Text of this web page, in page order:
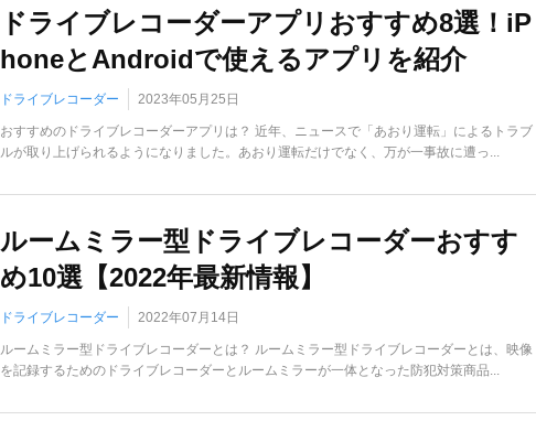
ドライブレコーダーアプリおすすめ8選！iP
honeとAndroidで使えるアプリを紹介
ドライブレコーダー 2023年05月25日
おすすめのドライブレコーダーアプリは？ 近年、ニュースで「あおり運転」によるトラブ
ルが取り上げられるようになりました。あおり運転だけでなく、万が一事故に遭っ...
ルームミラー型ドライブレコーダーおすす
め10選【2022年最新情報】
ドライブレコーダー 2022年07月14日
ルームミラー型ドライブレコーダーとは？ ルームミラー型ドライブレコーダーとは、映像
を記録するためのドライブレコーダーとルームミラーが一体となった防犯対策商品...